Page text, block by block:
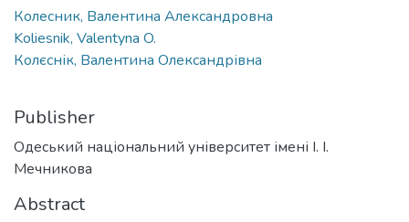
Колесник, Валентина Александровна
Koliesnik, Valentyna O.
Колєснік, Валентина Олександрівна
Publisher
Одеський національний університет імені І. І.
Мечникова
Abstract